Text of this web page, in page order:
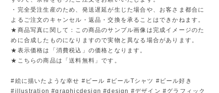
・完全受注生産のため、発送遅延が生じた場合や、お客さま都合に
よるご注文のキャンセル・返品・交換を承ることはできかねます。
★商品写真に関して：この商品のサンプル画像は完成イメージのた
めに合成したものになりますので実物と異なる場合があります。
★表示価格は「消費税込」の価格となります。
★こちらの商品は「送料無料」です。
#絵に描いたような幸せ #ビール #ビールTシャツ #ビール好き
#illustration #graphicdesign #design #デザイン #グラフィック